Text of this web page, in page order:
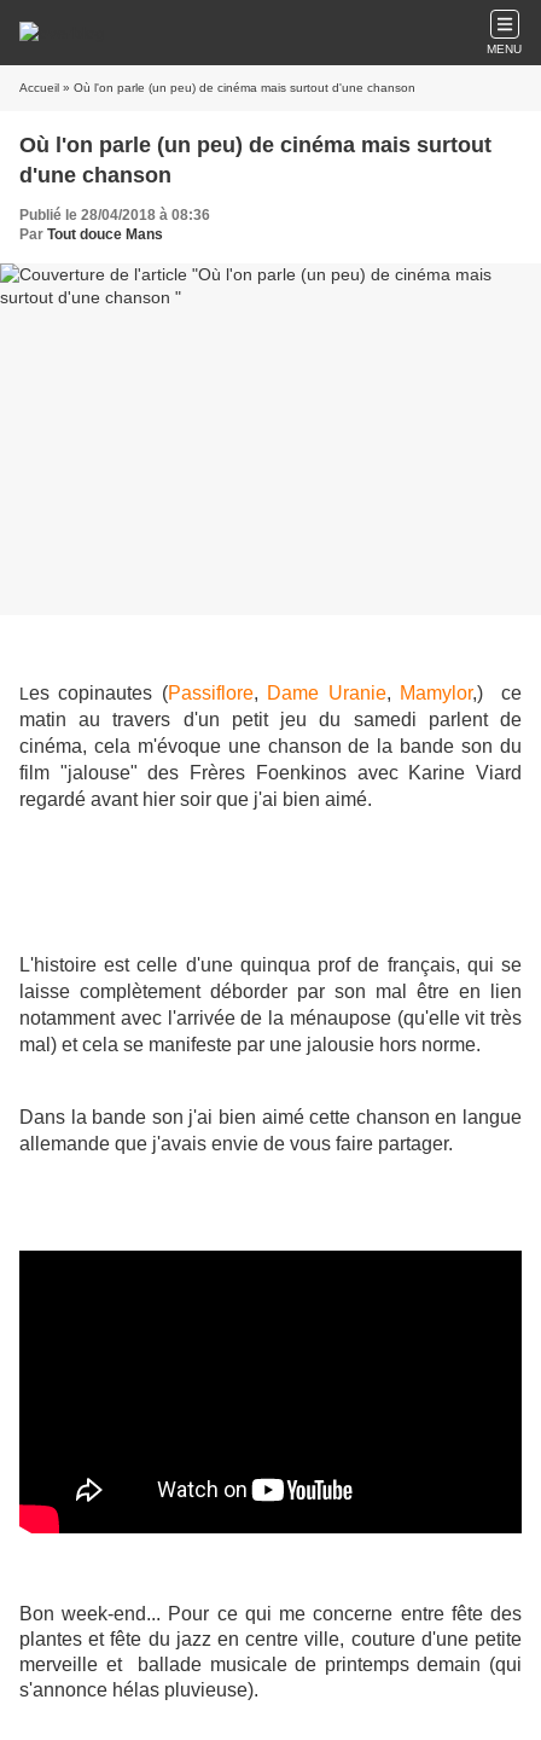
MENU
Accueil » Où l'on parle (un peu) de cinéma mais surtout d'une chanson
Où l'on parle (un peu) de cinéma mais surtout
d'une chanson
Publié le 28/04/2018 à 08:36
Par Tout douce Mans
L es copinautes (Passiflore, Dame Uranie, Mamylor,) ce
matin au travers d'un petit jeu du samedi parlent de
cinéma, cela m'évoque une chanson de la bande son du
film "jalouse" des Frères Foenkinos avec Karine Viard
regardé avant hier soir que j'ai bien aimé.
L'histoire est celle d'une quinqua prof de français, qui se
laisse complètement déborder par son mal être en lien
notamment avec l'arrivée de la ménaupose (qu'elle vit très
mal) et cela se manifeste par une jalousie hors norme.
Dans la bande son j'ai bien aimé cette chanson en langue
allemande que j'avais envie de vous faire partager.
Bon week-end... Pour ce qui me concerne entre fête des
plantes et fête du jazz en centre ville, couture d'une petite
merveille et ballade musicale de printemps demain (qui
s'annonce hélas pluvieuse).